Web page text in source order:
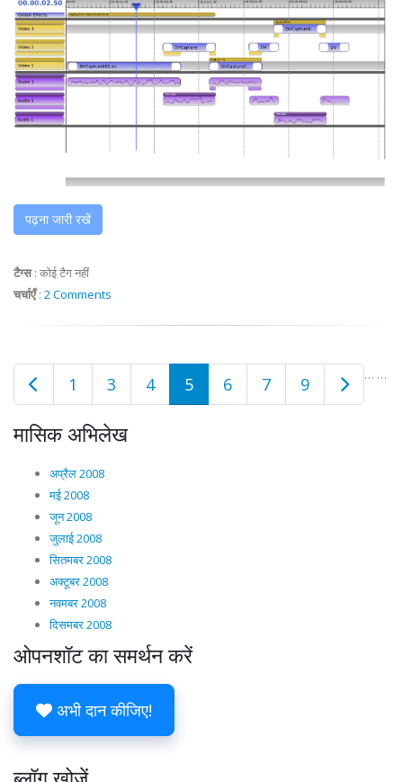
पढ़ना जारी रखें
टैग्स: कोई टैग नहीं
चर्चाएँ: 2 Comments
1 …
3 4 5 6 7 …
9
मासिक अभिलेख
अप्रैल 2008
मई 2008
जून 2008
जुलाई 2008
सितमबर 2008
अक्टूबर 2008
नवमबर 2008
दिसमबर 2008
ओपनशॉट का समर्थन करें
अभी दान कीजिए!